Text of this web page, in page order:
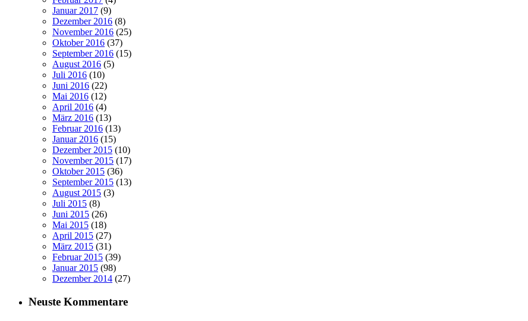
Januar 2017 (9)
Dezember 2016 (8)
November 2016 (25)
Oktober 2016 (37)
September 2016 (15)
August 2016 (5)
Juli 2016 (10)
Juni 2016 (22)
Mai 2016 (12)
April 2016 (4)
März 2016 (13)
Februar 2016 (13)
Januar 2016 (15)
Dezember 2015 (10)
November 2015 (17)
Oktober 2015 (36)
September 2015 (13)
August 2015 (3)
Juli 2015 (8)
Juni 2015 (26)
Mai 2015 (18)
April 2015 (27)
März 2015 (31)
Februar 2015 (39)
Januar 2015 (98)
Dezember 2014 (27)
Neuste Kommentare